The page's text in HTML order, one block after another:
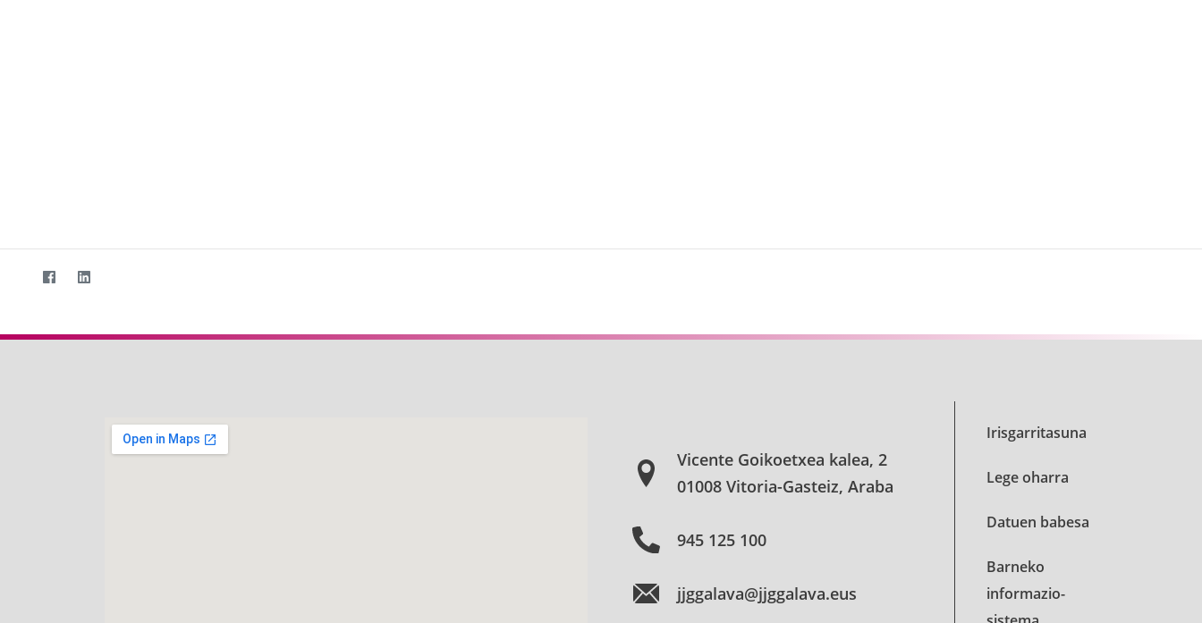
Vicente Goikoetxea kalea, 2
01008 Vitoria-Gasteiz, Araba
945 125 100
jjggalava@jjggalava.eus
Irisgarritasuna
Lege oharra
Datuen babesa
Barneko
informazio-